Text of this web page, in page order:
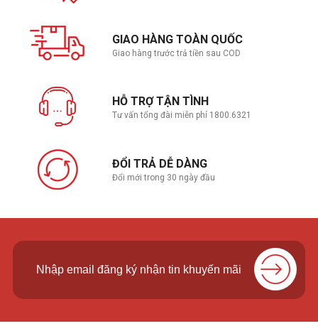
GIAO HÀNG TOÀN QUỐC
Giao hàng trước trả tiền sau COD
HỖ TRỢ TẬN TÌNH
Tư vấn tổng đài miễn phí 1800.6321
ĐỔI TRẢ DỄ DÀNG
Đổi mới trong 30 ngày đầu